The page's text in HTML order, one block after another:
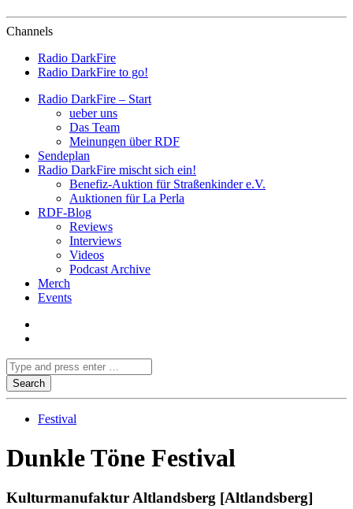
Channels
Radio DarkFire
Radio DarkFire to go!
Radio DarkFire – Start
ueber uns
Das Team
Meinungen über RDF
Sendeplan
Radio DarkFire mischt sich ein!
Benefiz-Auktion für Straßenkinder e.V.
Auktionen für La Perla
RDF-Blog
Reviews
Interviews
Videos
Podcast Archive
Merch
Events
Festival
Dunkle Töne Festival
Kulturmanufaktur Altlandsberg [Altlandsberg]